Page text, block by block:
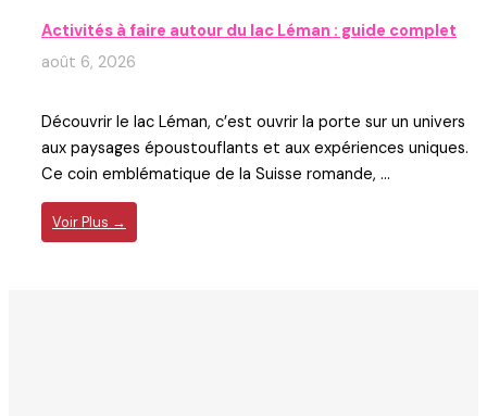
Activités à faire autour du lac Léman : guide complet
août 6, 2026
Découvrir le lac Léman, c’est ouvrir la porte sur un univers
aux paysages époustouflants et aux expériences uniques.
Ce coin emblématique de la Suisse romande, ...
Voir Plus →